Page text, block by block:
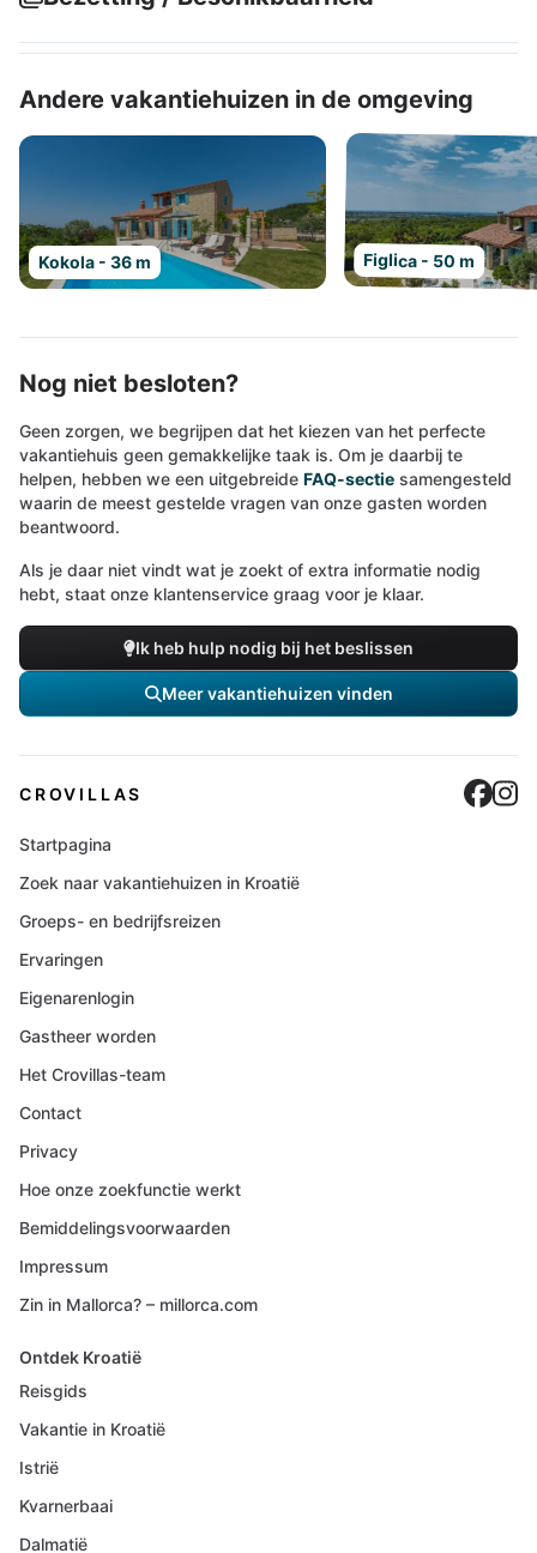
Andere vakantiehuizen in de omgeving
Kokola - 36 m Figlica - 50 m
Nog niet besloten?
Geen zorgen, we begrijpen dat het kiezen van het perfecte
vakantiehuis geen gemakkelijke taak is. Om je daarbij te
helpen, hebben we een uitgebreide FAQ-sectie samengesteld
waarin de meest gestelde vragen van onze gasten worden
beantwoord.
Als je daar niet vindt wat je zoekt of extra informatie nodig
hebt, staat onze klantenservice graag voor je klaar.
Ik heb hulp nodig bij het beslissen
Meer vakantiehuizen vinden
CROVILLAS
Startpagina
Zoek naar vakantiehuizen in Kroatië
Groeps- en bedrijfsreizen
Ervaringen
Eigenarenlogin
Gastheer worden
Het Crovillas-team
Contact
Privacy
Hoe onze zoekfunctie werkt
Bemiddelingsvoorwaarden
Impressum
Zin in Mallorca? – millorca.com
Ontdek Kroatië
Reisgids
Vakantie in Kroatië
Istrië
Kvarnerbaai
Dalmatië